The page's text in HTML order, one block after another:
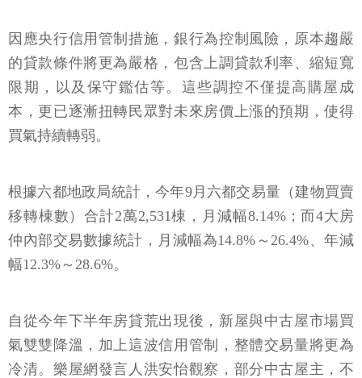
因應央行信用管制措施，銀行為控制風險，原本趨嚴
的貸款條件將更為嚴格，包含上調貸款利率、縮短寬
限期，以及保守鑑估等。這些調控不僅提高購屋成
本，更已逐漸扭轉民眾對未來房價上漲的預期，使得
買氣持續轉弱。
根據六都地政局統計，今年9月六都交易量（建物買賣
移轉棟數）合計2萬2,531棟，月減幅8.14%；而4大房
仲內部交易數據統計，月減幅為14.8%～26.4%、年減
幅12.3%～28.6%。
自從今年下半年房貸荒出現後，新屋與中古屋市場買
氣雙雙降溫，加上這波信用管制，整體交易量將更為
冷清。樂屋網發言人洪安怡觀察，部分中古屋主，不